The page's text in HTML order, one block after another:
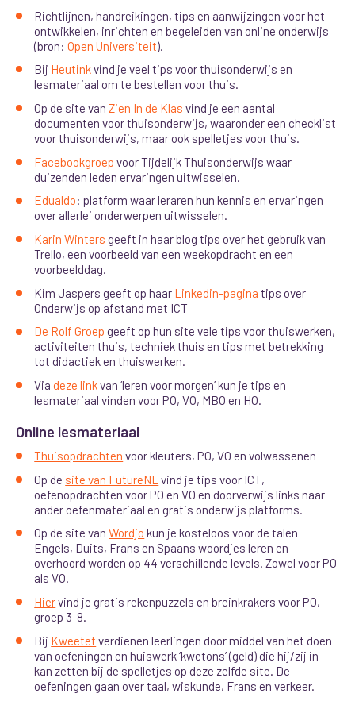
Richtlijnen, handreikingen, tips en aanwijzingen voor het
ontwikkelen, inrichten en begeleiden van online onderwijs
(bron:Open Universiteit).
Bij Heutinkvind je veel tips voor thuisonderwijs en
lesmateriaal om te bestellen voor thuis.
Op de site vanZien In de Klas vind je een aantal
documenten voor thuisonderwijs, waaronder een checklist
voor thuisonderwijs, maar ook spelletjes voor thuis.
Facebookgroep voor Tijdelijk Thuisonderwijs waar
duizenden leden ervaringen uitwisselen.
Edualdo: platform waar leraren hun kennis en ervaringen
over allerlei onderwerpen uitwisselen.
Karin Winters geeft in haar blog tips over het gebruik van
Trello, een voorbeeld van een weekopdracht en een
voorbeelddag.
Kim Jaspers geeft op haar Linkedin-pagina tips over
Onderwijs op afstand met ICT
De Rolf Groep geeft op hun site vele tips voor thuiswerken,
activiteiten thuis, techniek thuis en tips met betrekking
tot didactiek en thuiswerken.
Viadeze linkvan ‘leren voor morgen’ kun je tips en
lesmateriaal vinden voor PO, VO, MBO en HO.
Online lesmateriaal
Thuisopdrachten voor kleuters, PO, VO en volwassenen
Op de site van FutureNL vind je tips voor ICT,
oefenopdrachten voor PO en VO en doorverwijs links naar
ander oefenmateriaal en gratis onderwijs platforms.
Op de site vanWordjo kun je kosteloos voor de talen
Engels, Duits, Frans en Spaans woordjes leren en
overhoord worden op 44 verschillende levels. Zowel voor PO
als VO.
Hiervind je gratis rekenpuzzels en breinkrakers voor PO,
groep 3-8.
Bij Kweetet verdienen leerlingen door middel van het doen
van oefeningen en huiswerk ‘kwetons’ (geld) die hij/zij in
kan zetten bij de spelletjes op deze zelfde site. De
oefeningen gaan over taal, wiskunde, Frans en verkeer.